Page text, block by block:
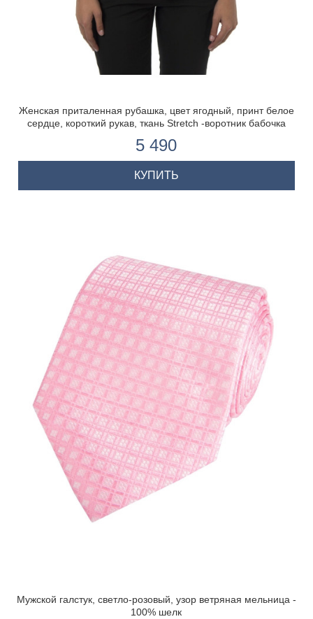
Женская приталенная рубашка, цвет ягодный, принт белое
сердце, короткий рукав, ткань Stretch -воротник бабочка
5 490
КУПИТЬ
Мужской галстук, светло-розовый, узор ветряная мельница -
100% шелк